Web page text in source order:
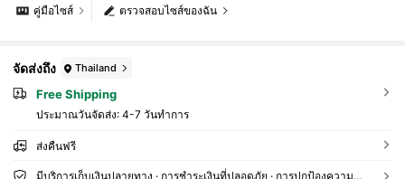
ตรวจสอบไซส์ของฉัน
คู่มือไซส์
จัดส่งถึง Thailand
Free Shipping
ประมาณวันจัดส่ง: 4-7 วันทำการ
ส่งคืนฟรี
มีบริการเก็บเงินปลายทาง · การชำระเงินที่ปลอดภัย · การปกป้องความเป็นส่วนตัว